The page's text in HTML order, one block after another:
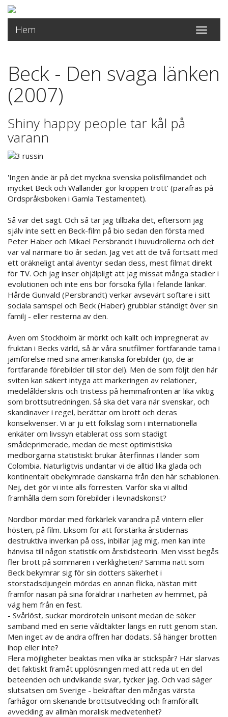
Toggle
Hem
Beck - Den svaga länken
(2007)
Shiny happy people tar kål på
varann
'Ingen ände är på det myckna svenska polisfilmandet och
mycket Beck och Wallander gör kroppen trött' (parafras på
Ordspråksboken i Gamla Testamentet).
Så var det sagt. Och så tar jag tillbaka det, eftersom jag
själv inte sett en Beck-film på bio sedan den första med
Peter Haber och Mikael Persbrandt i huvudrollerna och det
var väl närmare tio år sedan. Jag vet att de två fortsatt med
ett oräkneligt antal äventyr sedan dess, mest filmat direkt
för TV. Och jag inser ohjälpligt att jag missat många stadier i
evolutionen och inte ens bör försöka fylla i felande länkar.
Hårde Gunvald (Persbrandt) verkar avsevärt softare i sitt
sociala samspel och Beck (Haber) grubblar ständigt över sin
familj - eller resterna av den.
Även om Stockholm är mörkt och kallt och impregnerat av
fruktan i Becks värld, så är våra snutfilmer fortfarande tama i
jämförelse med sina amerikanska förebilder (jo, de är
fortfarande förebilder till stor del). Men de som följt den här
sviten kan säkert intyga att markeringen av relationer,
medelålderskris och tristess på hemmafronten är lika viktig
som brottsutredningen. Så ska det vara när svenskar, och
skandinaver i regel, berättar om brott och deras
konsekvenser. Vi är ju ett folkslag som i internationella
enkäter om livssyn etablerat oss som stadigt
smådeprimerade, medan de mest optimistiska
medborgarna statistiskt brukar återfinnas i länder som
Colombia. Naturligtvis undantar vi de alltid lika glada och
kontinentalt obekymrade danskarna från den här schablonen.
Nej, det gör vi inte alls förresten. Varför ska vi alltid
framhålla dem som förebilder i levnadskonst?
Nordbor mördar med förkärlek varandra på vintern eller
hösten, på film. Liksom för att förstärka årstidernas
destruktiva inverkan på oss, inbillar jag mig, men kan inte
hänvisa till någon statistik om årstidsteorin. Men visst begås
fler brott på sommaren i verkligheten? Samma natt som
Beck bekymrar sig för sin dotters säkerhet i
storstadsdjungeln mördas en annan flicka, nästan mitt
framför näsan på sina föräldrar i närheten av hemmet, på
väg hem från en fest.
- Svårlöst, suckar mordroteln unisont medan de söker
samband med en serie våldtäkter längs en rutt genom stan.
Men inget av de andra offren har dödats. Så hänger brotten
ihop eller inte?
Flera möjligheter beaktas men vilka är stickspår? Här slarvas
det faktiskt framåt upplösningen med att reda ut en del
beteenden och undvikande svar, tycker jag. Och vad säger
slutsatsen om Sverige - bekräftar den mångas värsta
farhågor om skenande brottsutveckling och framförallt
avveckling av allmän moralisk medvetenhet?